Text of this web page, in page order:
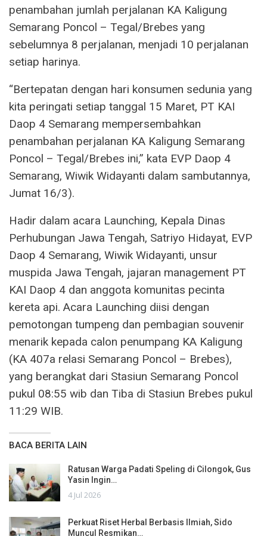
penambahan jumlah perjalanan KA Kaligung
Semarang Poncol – Tegal/Brebes yang
sebelumnya 8 perjalanan, menjadi 10 perjalanan
setiap harinya.
“Bertepatan dengan hari konsumen sedunia yang
kita peringati setiap tanggal 15 Maret, PT KAI
Daop 4 Semarang mempersembahkan
penambahan perjalanan KA Kaligung Semarang
Poncol – Tegal/Brebes ini,” kata EVP Daop 4
Semarang, Wiwik Widayanti dalam sambutannya,
Jumat 16/3).
Hadir dalam acara Launching, Kepala Dinas
Perhubungan Jawa Tengah, Satriyo Hidayat, EVP
Daop 4 Semarang, Wiwik Widayanti, unsur
muspida Jawa Tengah, jajaran management PT
KAI Daop 4 dan anggota komunitas pecinta
kereta api. Acara Launching diisi dengan
pemotongan tumpeng dan pembagian souvenir
menarik kepada calon penumpang KA Kaligung
(KA 407a relasi Semarang Poncol – Brebes),
yang berangkat dari Stasiun Semarang Poncol
pukul 08:55 wib dan Tiba di Stasiun Brebes pukul
11:29 WIB.
BACA BERITA LAIN
Ratusan Warga Padati Speling di Cilongok, Gus
Yasin Ingin…
4 Jul 2026
Perkuat Riset Herbal Berbasis Ilmiah, Sido
Muncul Resmikan…